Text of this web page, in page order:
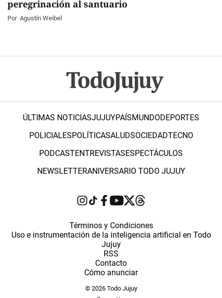
peregrinación al santuario
Por Agustín Weibel
ÚLTIMAS NOTICIASJUJUYPAÍSMUNDODEPORTES
POLICIALESPOLÍTICASALUDSOCIEDADTECNO
PODCASTENTREVISTASESPECTÁCULOS
NEWSLETTERANIVERSARIO TODO JUJUY
Términos y Condiciones
Uso e instrumentación de la inteligencia artificial en Todo
Jujuy
RSS
Contacto
Cómo anunciar
© 2026 Todo Jujuy